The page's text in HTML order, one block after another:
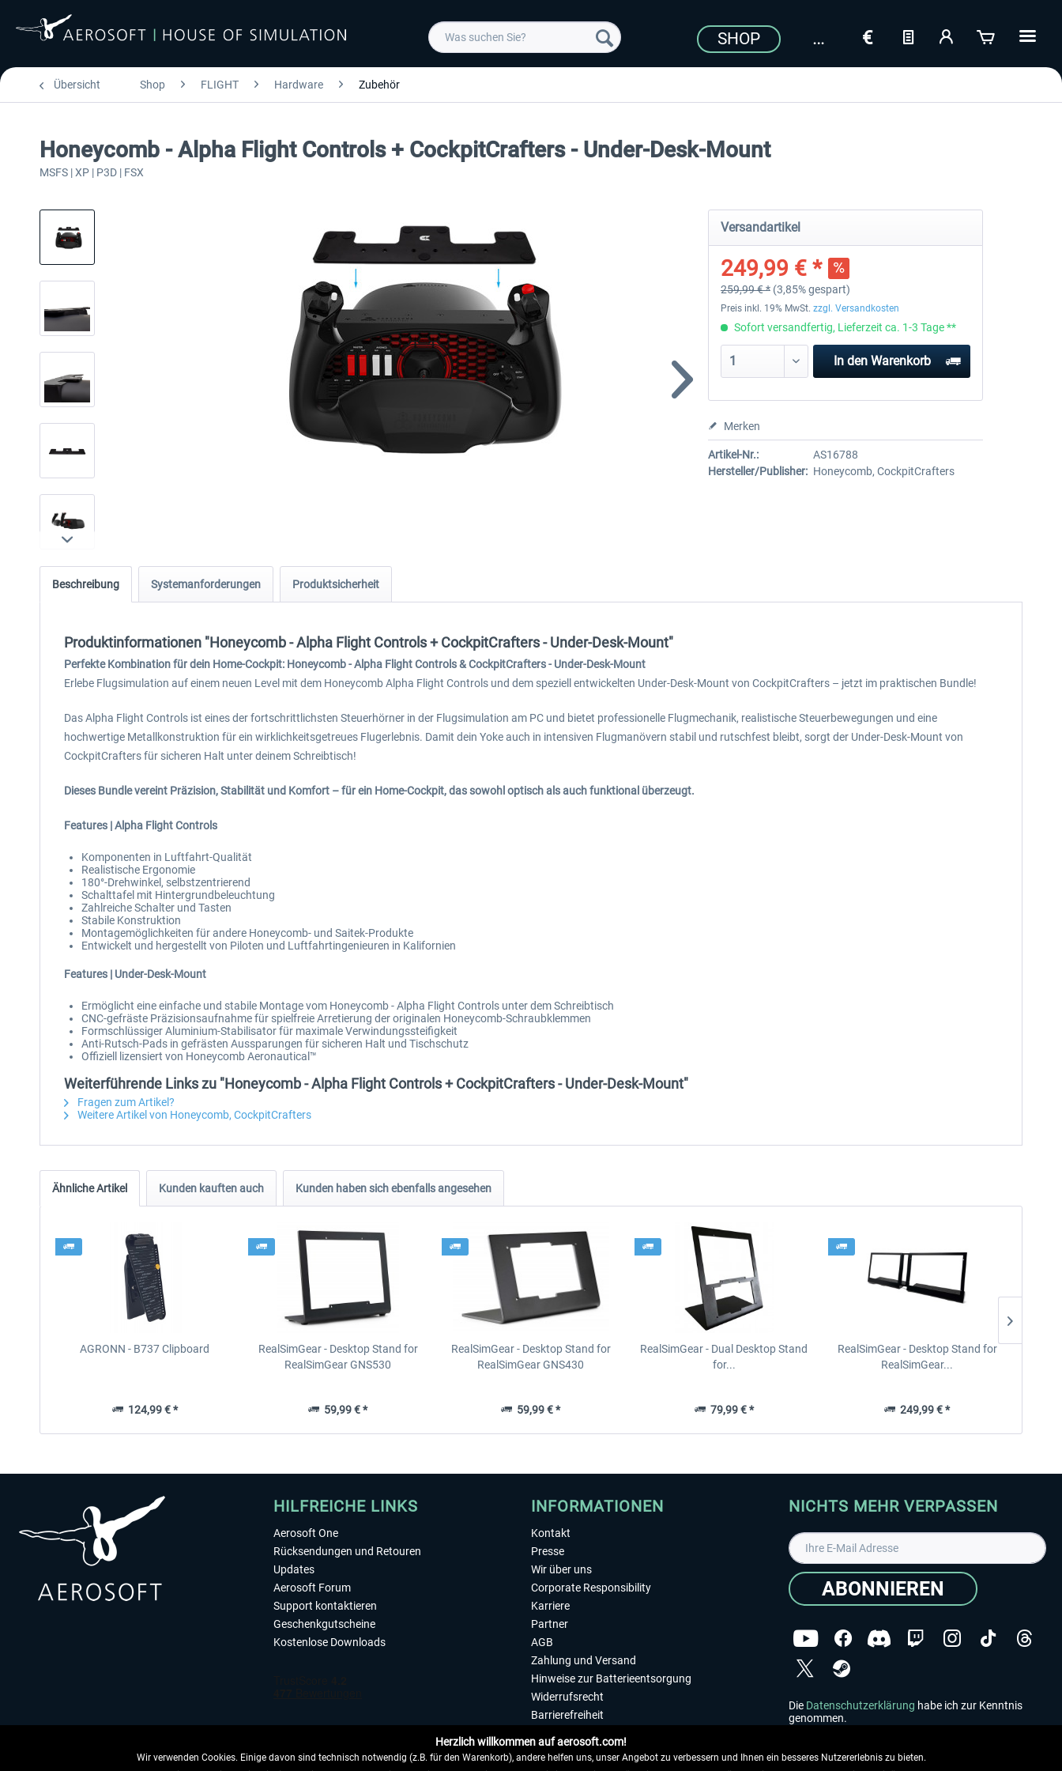
SHOP
Übersicht Shop FLIGHT Hardware Zubehör
Honeycomb - Alpha Flight Controls + CockpitCrafters - Under-Desk-Mount
MSFS | XP | P3D | FSX
Versandartikel
249,99 € *
259,99 € * (3,85% gespart)
Preis inkl. 19% MwSt. zzgl. Versandkosten
Sofort versandfertig, Lieferzeit ca. 1-3 Tage **
In den Warenkorb
Merken
Artikel-Nr.:
AS16788
Hersteller/Publisher: Honeycomb, CockpitCrafters
Beschreibung Systemanforderungen Produktsicherheit
Produktinformationen "Honeycomb - Alpha Flight Controls + CockpitCrafters - Under-Desk-Mount"
Perfekte Kombination für dein Home-Cockpit: Honeycomb - Alpha Flight Controls & CockpitCrafters - Under-Desk-Mount
Erlebe Flugsimulation auf einem neuen Level mit dem Honeycomb Alpha Flight Controls und dem speziell entwickelten Under-Desk-Mount von CockpitCrafters – jetzt im praktischen Bundle!
Das Alpha Flight Controls ist eines der fortschrittlichsten Steuerhörner in der Flugsimulation am PC und bietet professionelle Flugmechanik, realistische Steuerbewegungen und eine
hochwertige Metallkonstruktion für ein wirklichkeitsgetreues Flugerlebnis. Damit dein Yoke auch in intensiven Flugmanövern stabil und rutschfest bleibt, sorgt der Under-Desk-Mount von
CockpitCrafters für sicheren Halt unter deinem Schreibtisch!
Dieses Bundle vereint Präzision, Stabilität und Komfort – für ein Home-Cockpit, das sowohl optisch als auch funktional überzeugt.
Features | Alpha Flight Controls
Komponenten in Luftfahrt-Qualität
Realistische Ergonomie
180°-Drehwinkel, selbstzentrierend
Schalttafel mit Hintergrundbeleuchtung
Zahlreiche Schalter und Tasten
Stabile Konstruktion
Montagemöglichkeiten für andere Honeycomb- und Saitek-Produkte
Entwickelt und hergestellt von Piloten und Luftfahrtingenieuren in Kalifornien
Features | Under-Desk-Mount
Ermöglicht eine einfache und stabile Montage vom Honeycomb - Alpha Flight Controls unter dem Schreibtisch
CNC-gefräste Präzisionsaufnahme für spielfreie Arretierung der originalen Honeycomb-Schraubklemmen
Formschlüssiger Aluminium-Stabilisator für maximale Verwindungssteifigkeit
Anti-Rutsch-Pads in gefrästen Aussparungen für sicheren Halt und Tischschutz
Offiziell lizensiert von Honeycomb Aeronautical™
Weiterführende Links zu "Honeycomb - Alpha Flight Controls + CockpitCrafters - Under-Desk-Mount"
Fragen zum Artikel?
Weitere Artikel von Honeycomb, CockpitCrafters
Ähnliche Artikel Kunden kauften auch Kunden haben sich ebenfalls angesehen
AGRONN - B737 Clipboard
124,99 € *
RealSimGear - Desktop Stand for
RealSimGear GNS530
59,99 € *
RealSimGear - Desktop Stand for
RealSimGear GNS430
59,99 € *
RealSimGear - Dual Desktop Stand
for...
79,99 € *
RealSimGear - Desktop Stand for
RealSimGear...
249,99 € *
HILFREICHE LINKS
Aerosoft One
Rücksendungen und Retouren
Updates
Aerosoft Forum
Support kontaktieren
Geschenkgutscheine
Kostenlose Downloads
INFORMATIONEN
Kontakt
Presse
Wir über uns
Corporate Responsibility
Karriere
Partner
AGB
Zahlung und Versand
Hinweise zur Batterieentsorgung
Widerrufsrecht
Barrierefreiheit
Impressum
NICHTS MEHR VERPASSEN
ABONNIEREN
Die Datenschutzerklärung habe ich zur Kenntnis
genommen.
Herzlich willkommen auf aerosoft.com!
Wir verwenden Cookies. Einige davon sind technisch notwendig (z.B. für den Warenkorb), andere helfen uns, unser Angebot zu verbessern und Ihnen ein besseres Nutzererlebnis zu bieten.